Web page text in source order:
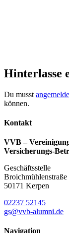
Hinterlasse
Du musst
können.
Kontakt
VVB –
Versicherungs-
Geschäftsstelle
Broichmühlenstraße
50171 Kerpen
02237 52145
gs@vvb-alumni.de
Navigation